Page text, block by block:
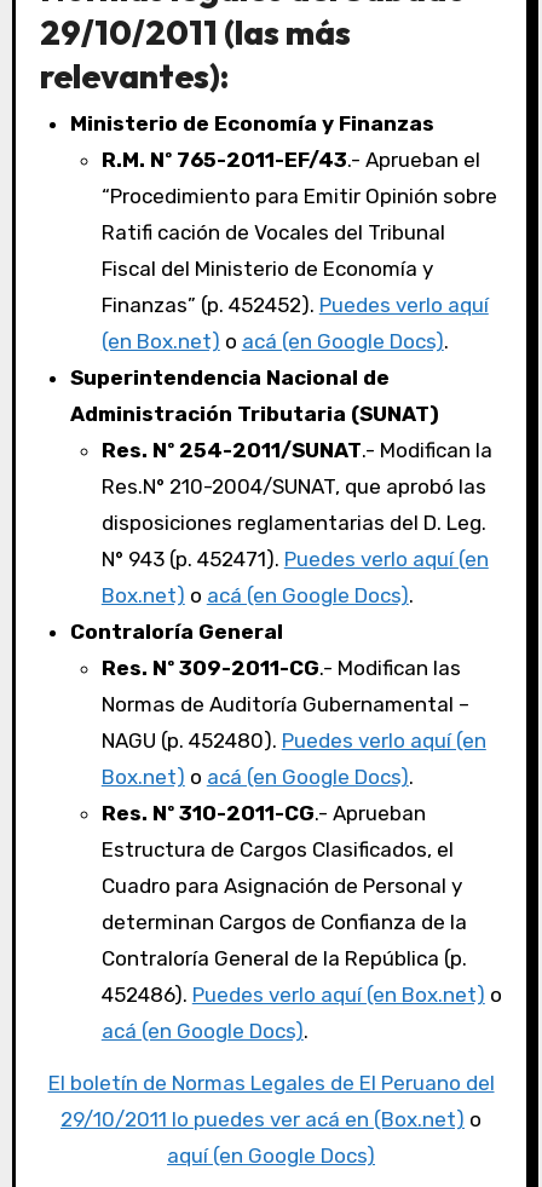
29/10/2011 (las más
relevantes):
Ministerio de Economía y Finanzas
R.M. Nº 765-2011-EF/43.- Aprueban el
“Procedimiento para Emitir Opinión sobre
Ratifi cación de Vocales del Tribunal
Fiscal del Ministerio de Economía y
Finanzas” (p. 452452). Puedes verlo aquí
(en Box.net) o acá (en Google Docs).
Superintendencia Nacional de
Administración Tributaria (SUNAT)
Res. Nº 254-2011/SUNAT.- Modifican la
Res.N° 210-2004/SUNAT, que aprobó las
disposiciones reglamentarias del D. Leg.
N° 943 (p. 452471). Puedes verlo aquí (en
Box.net) o acá (en Google Docs).
Contraloría General
Res. Nº 309-2011-CG.- Modifican las
Normas de Auditoría Gubernamental –
NAGU (p. 452480). Puedes verlo aquí (en
Box.net) o acá (en Google Docs).
Res. Nº 310-2011-CG.- Aprueban
Estructura de Cargos Clasificados, el
Cuadro para Asignación de Personal y
determinan Cargos de Confianza de la
Contraloría General de la República (p.
452486). Puedes verlo aquí (en Box.net) o
acá (en Google Docs).
El boletín de Normas Legales de El Peruano del
29/10/2011 lo puedes ver acá en (Box.net) o
aquí (en Google Docs)